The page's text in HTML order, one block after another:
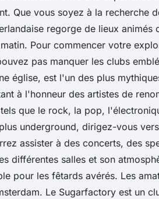
Que vous soyez à la recherche
regorge de lieux
Pour commencer votre
pas manquer les clubs
église, est l'un des plus
à l'honneur des artistes de
que le rock, la pop,
underground, dirigez-vous
assister à des concerts, des
différentes salles et son
pour les fêtards avérés. Les
Le Sugarfactory est un